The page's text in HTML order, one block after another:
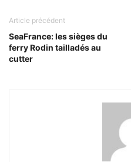
Article précédent
SeaFrance: les sièges du
ferry Rodin tailladés au
cutter